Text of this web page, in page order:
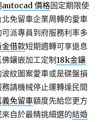
autocad 價格固定期限使
免留車企業周轉的愛車
派專員到府服務利率多
金借款短期週轉可享退息
鑲嵌加工定制18k金鑲
紋圖案愛車或是碟盤損
請機械停止運轉達民間
義免留車額度先給您更方
自於最精挑細選的結婚